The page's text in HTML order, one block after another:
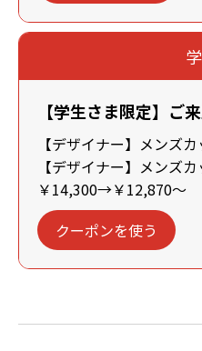
【学生さま限定】ご
【デザイナー】メンズ
【デザイナー】メンズ
￥14,300→￥12,870～
クーポンを使う